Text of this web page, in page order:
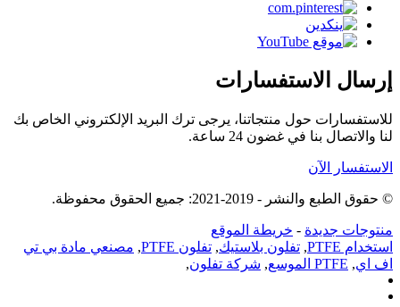
إرسال الاستفسارات
للاستفسارات حول منتجاتنا، يرجى ترك البريد الإلكتروني الخاص بك
لنا والاتصال بنا في غضون 24 ساعة.
الاستفسار الآن
© حقوق الطبع والنشر - 2019-2021: جميع الحقوق محفوظة.
منتوجات جديدة - خريطة الموقع
استخدام PTFE
, تفلون بلاستيك, تفلون PTFE , مصنعي مادة بي تي
اف اي, PTFE الموسع , شركة تفلون,